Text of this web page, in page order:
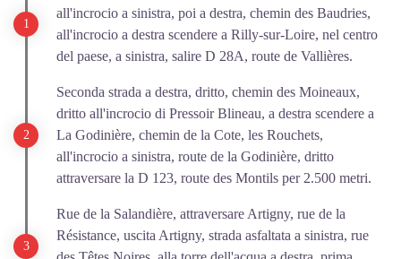
all'incrocio a sinistra, poi a destra, chemin des Baudries,
all'incrocio a destra scendere a Rilly-sur-Loire, nel centro
del paese, a sinistra, salire D 28A, route de Vallières.
Seconda strada a destra, dritto, chemin des Moineaux,
dritto all'incrocio di Pressoir Blineau, a destra scendere a
La Godinière, chemin de la Cote, les Rouchets,
all'incrocio a sinistra, route de la Godinière, dritto
attraversare la D 123, route des Montils per 2.500 metri.
Rue de la Salandière, attraversare Artigny, rue de la
Résistance, uscita Artigny, strada asfaltata a sinistra, rue